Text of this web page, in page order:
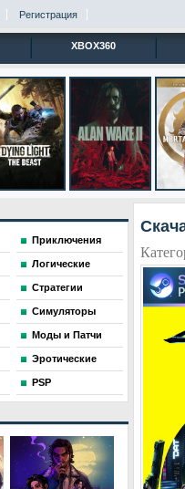
Регистрация
XBOX360
Приключения
Логические
Стратегии
Симуляторы
Моды и Патчи
Эротические
PSP